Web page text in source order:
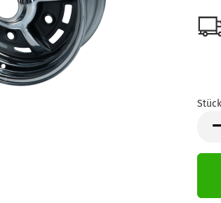
Stück